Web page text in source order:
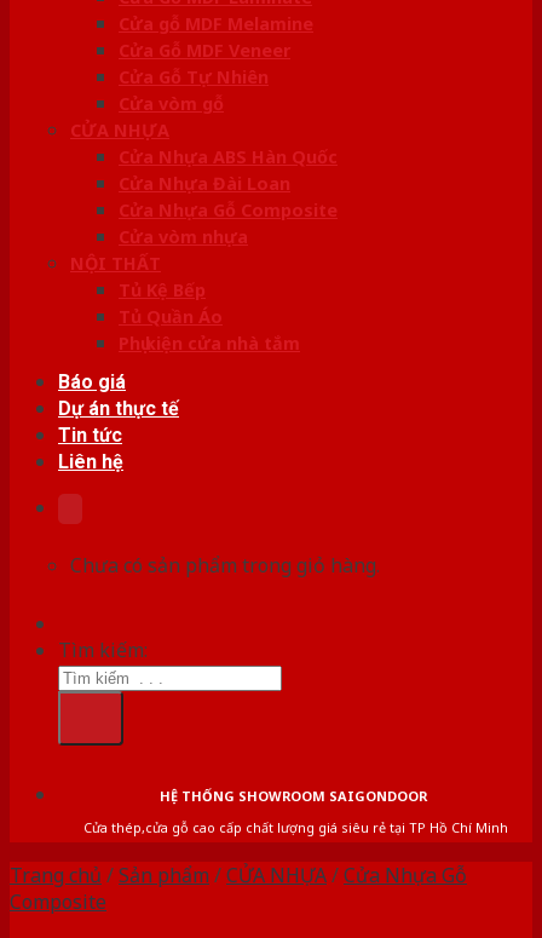
Cửa gỗ MDF Melamine
Cửa Gỗ MDF Veneer
Cửa Gỗ Tự Nhiên
Cửa vòm gỗ
CỬA NHỰA
Cửa Nhựa ABS Hàn Quốc
Cửa Nhựa Đài Loan
Cửa Nhựa Gỗ Composite
Cửa vòm nhựa
NỘI THẤT
Tủ Kệ Bếp
Tủ Quần Áo
Phụ kiện cửa nhà tắm
Báo giá
Dự án thực tế
Tin tức
Liên hệ
Chưa có sản phẩm trong giỏ hàng.
Tìm kiếm:
HỆ THỐNG SHOWROOM SAIGONDOOR
Cửa thép,cửa gỗ cao cấp chất lượng giá siêu rẻ tại TP Hồ Chí Minh
Trang chủ /Sản phẩm /CỬA NHỰA/Cửa Nhựa Gỗ
Composite